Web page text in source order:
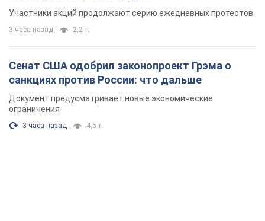
Участники акций продолжают серию ежедневных протестов
3 часа назад 2,2 т.
Сенат США одобрил законопроект Грэма о
санкциях против России: что дальше
Документ предусматривает новые экономические
ограничения
3 часа назад 4,5 т.